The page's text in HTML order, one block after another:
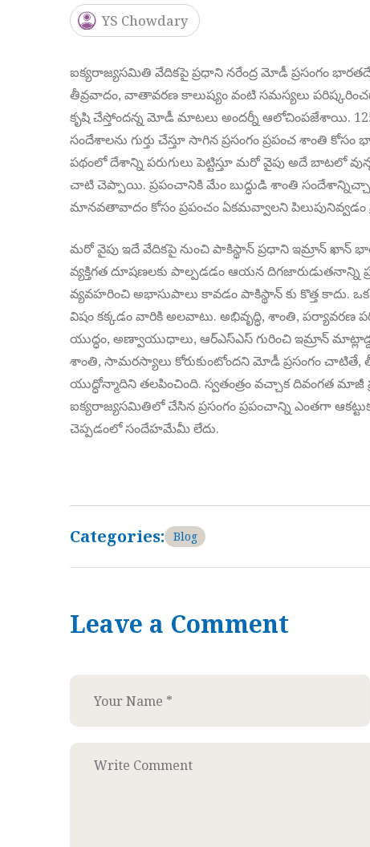
YS Chowdary
ఐక్యరాజ్యసమితి వేదికపై ప్రధాని నరేంద్ర మోడీ ప్రసంగం
తీవ్రవాదం, వాతావరణ కాలుష్యం వంటి సమస్యలు
కృషి చేస్తోందన్న మోడీ మాటలు అందర్నీ ఆలోచింపజేశాయి.
సందేశాలను గుర్తు చేస్తూ సాగిన ప్రసంగం ప్రపంచ శాంతి
పథంలో దేశాన్ని పరుగులు పెట్టిస్తూ మరో వైపు అదే
చాటి చెప్పాయి. ప్రపంచానికి మేం బుద్ధుడి శాంతి
మానవతావాదం కోసం ప్రపంచం ఏకమవ్వాలని పిలుపునివ్వడం
మరో వైపు ఇదే వేదికపై నుంచి పాకిస్థాన్ ప్రధాని ఇమ్రాన్ ఖాన్
వ్యక్తిగత దూషణలకు పాల్పడడం ఆయన
వ్యవహరించి అభాసుపాలు కావడం పాకిస్థాన్ కు కొత్త కాదు.
విషం కక్కడం వారికి అలవాటు. అభివృద్ధి, శాంతి, పర్యావరణ
యుద్ధం, అణ్వాయుధాలు, ఆర్ఎస్ఎస్ గురించి ఇమ్రాన్
శాంతి, సామరస్యాలు కోరుకుంటోందని మోడీ ప్రసంగం చాటితే,
యుద్ధోన్మాదిని తలపించింది. స్వతంత్రం వచ్చాక దివంగత
ఐక్యరాజ్యసమితిలో చేసిన ప్రసంగం ప్రపంచాన్ని ఎంతగా
చెప్పడంలో సందేహమేమీ లేదు.
Categories: Blog
Leave a Comment